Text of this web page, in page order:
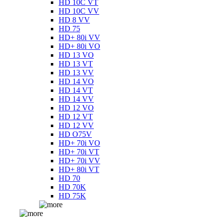
HD 10C VT
HD 10C VV
HD 8 VV
HD 75
HD+ 80i VV
HD+ 80i VO
HD 13 VO
HD 13 VT
HD 13 VV
HD 14 VO
HD 14 VT
HD 14 VV
HD 12 VO
HD 12 VT
HD 12 VV
HD O75V
HD+ 70i VO
HD+ 70i VT
HD+ 70i VV
HD+ 80i VT
HD 70
HD 70K
HD 75K